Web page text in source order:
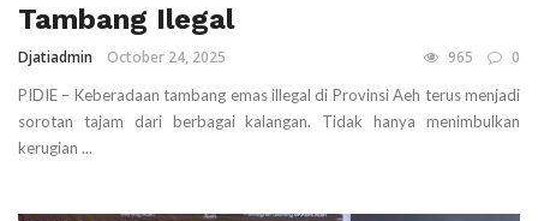
Tambang Ilegal
Djatiadmin October 24, 2025 965 0
PIDIE – Keberadaan tambang emas illegal di Provinsi Aeh terus menjadi
sorotan tajam dari berbagai kalangan. Tidak hanya menimbulkan
kerugian ...